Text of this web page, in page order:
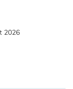
2026